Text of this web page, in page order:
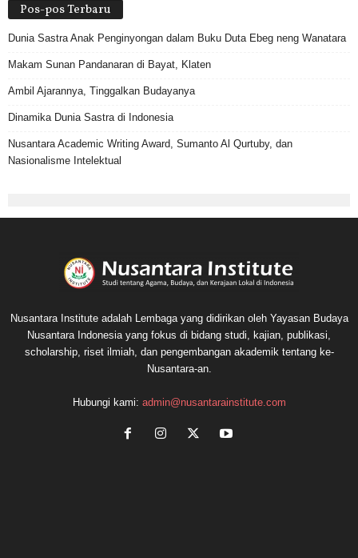
Pos-pos Terbaru
Dunia Sastra Anak Penginyongan dalam Buku Duta Ebeg neng Wanatara
Makam Sunan Pandanaran di Bayat, Klaten
Ambil Ajarannya, Tinggalkan Budayanya
Dinamika Dunia Sastra di Indonesia
Nusantara Academic Writing Award, Sumanto Al Qurtuby, dan
Nasionalisme Intelektual
Nusantara Institute adalah Lembaga yang didirikan oleh Yayasan Budaya
Nusantara Indonesia yang fokus di bidang studi, kajian, publikasi,
scholarship, riset ilmiah, dan pengembangan akademik tentang ke-
Nusantara-an.
Hubungi kami: admin@nusantarainstitute.com